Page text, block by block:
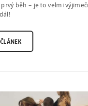
běh – je to velmi